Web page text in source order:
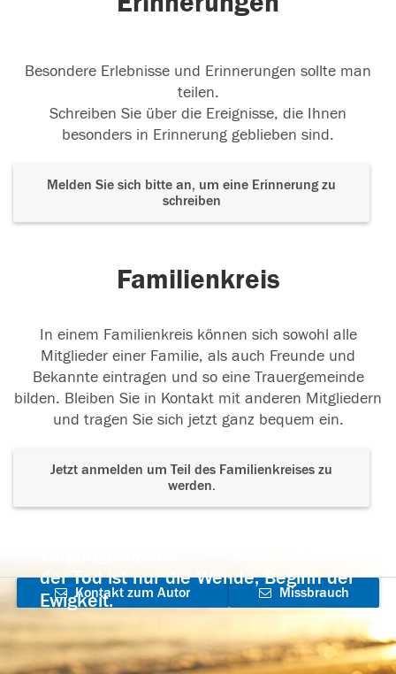
Besondere Erlebnisse und Erinnerungen sollte man
teilen.
Schreiben Sie über die Ereignisse, die Ihnen
besonders in Erinnerung geblieben sind.
Melden Sie sich bitte an, um eine Erinnerung zu
schreiben
Familienkreis
In einem Familienkreis können sich sowohl alle
Mitglieder einer Familie, als auch Freunde und
Bekannte eintragen und so eine Trauergemeinde
bilden. Bleiben Sie in Kontakt mit anderen Mitgliedern
und tragen Sie sich jetzt ganz bequem ein.
Jetzt anmelden um Teil des Familienkreises zu
werden.
der Tod ist nur die Wende, Beginn der
Ewigkeit.
Kontakt zum Autor
aufnehmen
Missbrauch